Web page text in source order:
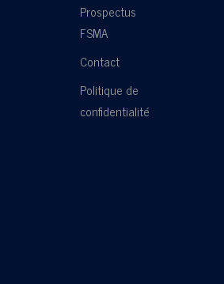
Prospectus
FSMA
Contact
Politique de
confidentialité